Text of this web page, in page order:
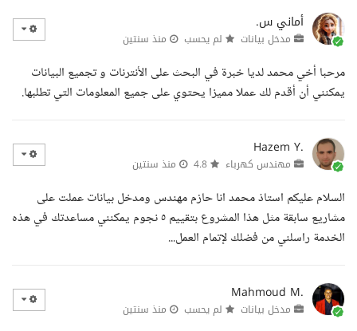
أماني س.
مدخل بيانات لم يحسب منذ سنتين
مرحبا أخي محمد لديا خبرة في البحث على الأنترنات و تجميع البيانات
يمكنني أن أقدم لك عملا مميزا يحتوي على جميع المعلومات التي تطلبها.
Hazem Y.
مهندس كهرباء منذ سنتين
السلام عليكم استاذ محمد انا حازم مهندس ومدخل بيانات عملت على
مشاريع سابقة مثل هذا المشروع بتقييم ٥ نجوم يمكنني مساعدتك في هذه
الخدمة راسلني من فضلك لإتمام العمل...
Mahmoud M.
مدخل بيانات لم يحسب منذ سنتين